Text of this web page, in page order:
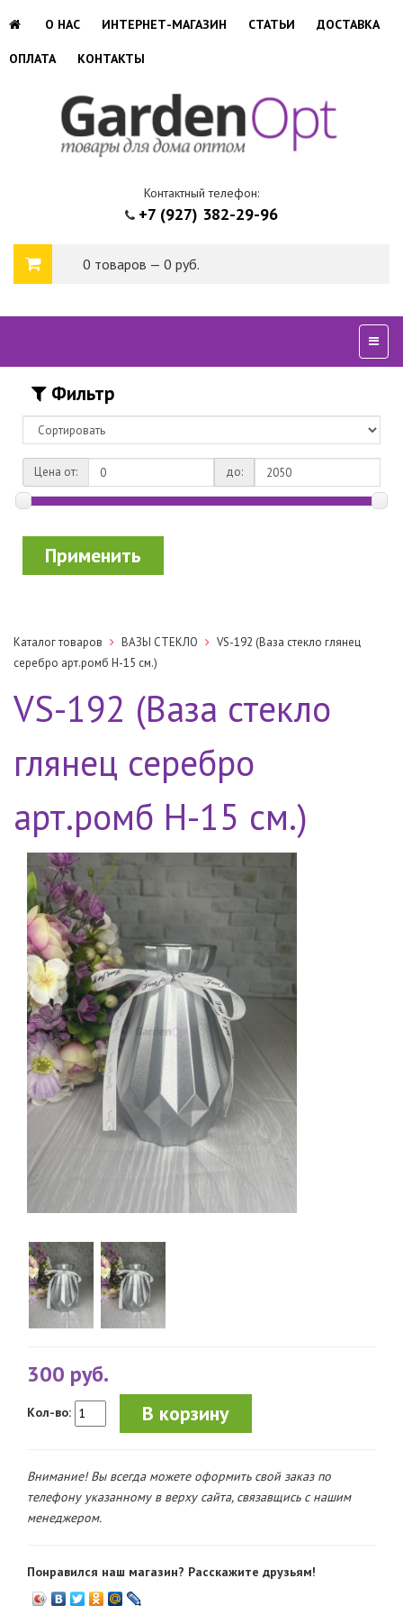
О НАС ИНТЕРНЕТ-МАГАЗИН СТАТЬИ ДОСТАВКА
ОПЛАТА КОНТАКТЫ
Контактный телефон:
+7 (927) 382-29-96
0 товаров — 0 руб.
Фильтр
Цена от: до:
Применить
Каталог товаров ВАЗЫ СТЕКЛО
VS-192 (Ваза стекло глянец
серебро арт.ромб H-15 см.)
VS-192 (Ваза стекло
глянец серебро
арт.ромб H-15 см.)
300 руб.
Кол-во: В корзину
Внимание! Вы всегда можете оформить свой заказ по
телефону указанному в верху сайта, связавщись с нашим
менеджером.
Понравился наш магазин? Расскажите друзьям!